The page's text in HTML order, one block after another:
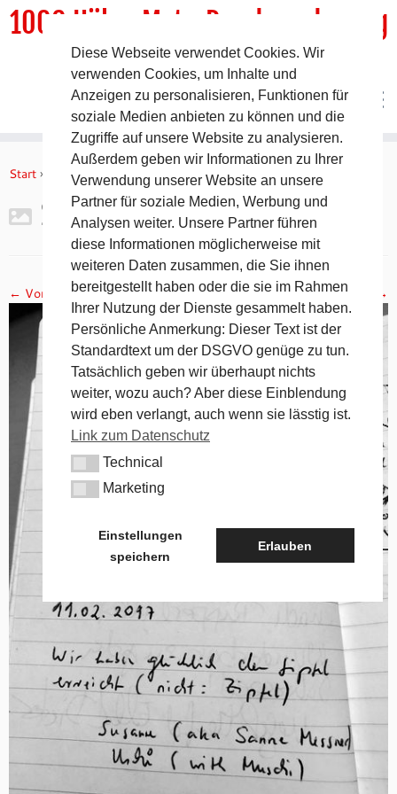
Inhalt
1000 HöhenMeterRundwanderweg
DER Rundwanderweg um Pommelsbrunn
Start » Gipfelbuch Leitenberg » 2017-11-05 19.31.24
2017-11-05 19.31.24
← Vorheriges Nächstes →
Diese Webseite verwendet Cookies. Wir
verwenden Cookies, um Inhalte und
Anzeigen zu personalisieren, Funktionen für
soziale Medien anbieten zu können und die
Zugriffe auf unsere Website zu analysieren.
Außerdem geben wir Informationen zu Ihrer
Verwendung unserer Website an unsere
Partner für soziale Medien, Werbung und
Analysen weiter. Unsere Partner führen
diese Informationen möglicherweise mit
weiteren Daten zusammen, die Sie ihnen
bereitgestellt haben oder die sie im Rahmen
Ihrer Nutzung der Dienste gesammelt haben.
Persönliche Anmerkung: Dieser Text ist der
Standardtext um der DSGVO genüge zu tun.
Tatsächlich geben wir überhaupt nichts
weiter, wozu auch? Aber diese Einblendung
wird eben verlangt, auch wenn sie lässtig ist.
Link zum Datenschutz
TechnicalTechnical
MarketingMarketing
Einstellungen
speichern
Erlauben